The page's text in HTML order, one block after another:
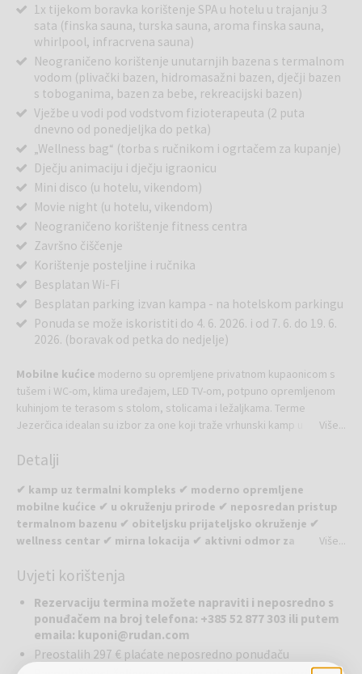
1x tijekom boravka korištenje SPA u hotelu u trajanju 3
sata (finska sauna, turska sauna, aroma finska sauna,
whirlpool, infracrvena sauna)
Neograničeno korištenje unutarnjih bazena s termalnom
vodom (plivački bazen, hidromasažni bazen, dječji bazen
s toboganima, bazen za bebe, rekreacijski bazen)
Vježbe u vodi pod vodstvom fizioterapeuta (2 puta
dnevno od ponedjeljka do petka)
„Wellness bag“ (torba s ručnikom i ogrtačem za kupanje)
Dječju animaciju i dječju igraonicu
Mini disco (u hotelu, vikendom)
Movie night (u hotelu, vikendom)
Neograničeno korištenje fitness centra
Završno čiščenje
Korištenje posteljine i ručnika
Besplatan Wi-Fi
Besplatan parking izvan kampa - na hotelskom parkingu
Ponuda se može iskoristiti do 4. 6. 2026. i od 7. 6. do 19. 6.
2026. (boravak od petka do nedjelje)
Mobilne kućice moderno su opremljene privatnom kupaonicom s
tušem i WC-om, klima uređajem, LED TV-om, potpuno opremljenom
kuhinjom te terasom s stolom, stolicama i ležaljkama. Terme
Jezerčica idealan su izbor za one koji traže vrhunski kamp u
čišćenje kemijskih WC-a u kamp kućicama i kamp prikolicama. Kućni
Više...
Detalji
✔ kamp uz termalni kompleks ✔ moderno opremljene
mobilne kućice ✔ u okruženju prirode ✔ neposredan pristup
termalnom bazenu ✔ obiteljsku prijateljsko okruženje ✔
wellness centar ✔ mirna lokacija ✔ aktivni odmor za
pješačke staze u okolici ✔ blizina kulturnih i povijesnih
Kamp Terme Jezerčicasmješten je u Donjoj Stubici, u srcu
Hrvatskog Zagorja, na samom izvoru prirodne ljekovite termalne
vode. U potpuno novom kampu Terme Jezerčica možete kampirati u
Više...
Uvjeti korištenja
Rezervaciju termina možete napraviti i neposredno s
ponuđačem na broj telefona: +385 52 877 303 ili putem
emaila: kuponi@rudan.com
Preostalih 297 € plaćate neposredno ponuđaču